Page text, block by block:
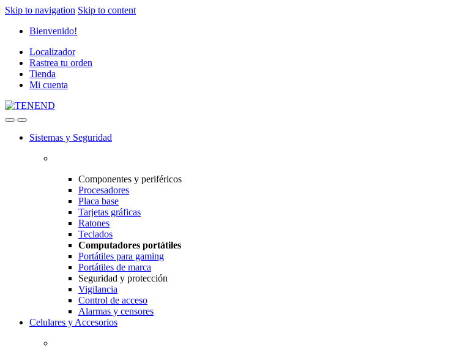
Skip to navigation Skip to content
Bienvenido!
Localizador
Rastrea tu orden
Tienda
Mi cuenta
Sistemas y Seguridad
Componentes y periféricos
Procesadores
Placa base
Tarjetas gráficas
Ratones
Teclados
Computadores portátiles
Portátiles para gaming
Portátiles de marca
Seguridad y protección
Vigilancia
Control de acceso
Alarmas y censores
Celulares y Accesorios